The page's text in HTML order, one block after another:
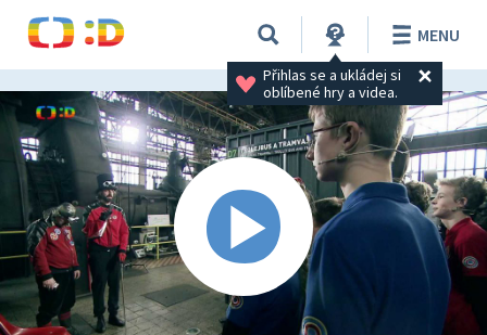
Přihlas se a ukládej si
oblíbené hry a videa.
MENU